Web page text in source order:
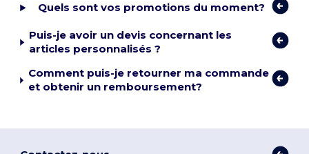
Quels sont vos promotions du moment?
Puis-je avoir un devis concernant les
articles personnalisés ?
Comment puis-je retourner ma commande
et obtenir un remboursement?